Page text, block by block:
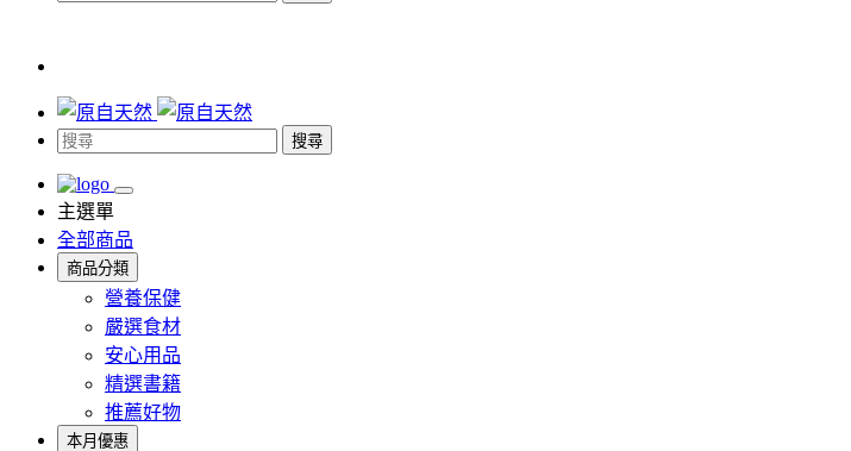
搜尋
主選單
全部商品
商品分類
營養保健
嚴選食材
安心用品
精選書籍
推薦好物
本月優惠